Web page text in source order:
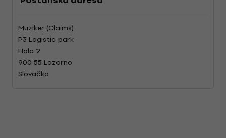
Muziker (Claims)
P3 Logistic park
Hala 2
900 55 Lozorno
Slovačka